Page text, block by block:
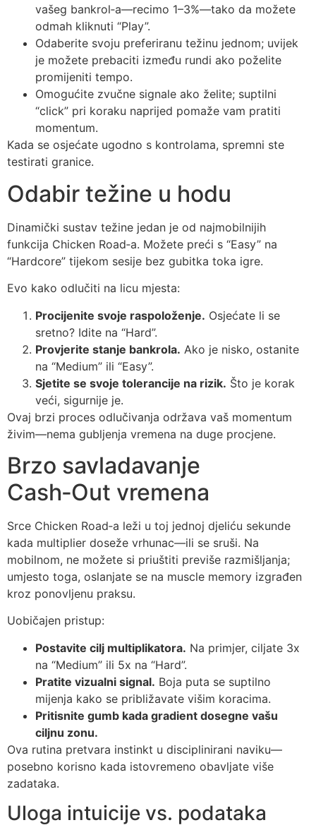
vašeg bankrol‑a—recimo 1–3%—tako da možete
odmah kliknuti “Play”.
Odaberite svoju preferiranu težinu jednom; uvijek
je možete prebaciti između rundi ako poželite
promijeniti tempo.
Omogućite zvučne signale ako želite; suptilni
“click” pri koraku naprijed pomaže vam pratiti
momentum.
Kada se osjećate ugodno s kontrolama, spremni ste
testirati granice.
Odabir težine u hodu
Dinamički sustav težine jedan je od najmobilnijih
funkcija Chicken Road‑a. Možete preći s “Easy” na
“Hardcore” tijekom sesije bez gubitka toka igre.
Evo kako odlučiti na licu mjesta:
Procijenite svoje raspoloženje. Osjećate li se
sretno? Idite na “Hard”.
Provjerite stanje bankrola. Ako je nisko, ostanite
na “Medium” ili “Easy”.
Sjetite se svoje tolerancije na rizik. Što je korak
veći, sigurnije je.
Ovaj brzi proces odlučivanja održava vaš momentum
živim—nema gubljenja vremena na duge procjene.
Brzo savladavanje
Cash‑Out vremena
Srce Chicken Road‑a leži u toj jednoj djeliću sekunde
kada multiplier doseže vrhunac—ili se sruši. Na
mobilnom, ne možete si priuštiti previše razmišljanja;
umjesto toga, oslanjate se na muscle memory izgrađen
kroz ponovljenu praksu.
Uobičajen pristup:
Postavite cilj multiplikatora. Na primjer, ciljate 3x
na “Medium” ili 5x na “Hard”.
Pratite vizualni signal. Boja puta se suptilno
mijenja kako se približavate višim koracima.
Pritisnite gumb kada gradient dosegne vašu
ciljnu zonu.
Ova rutina pretvara instinkt u disciplinirani naviku—
posebno korisno kada istovremeno obavljate više
zadataka.
Uloga intuicije vs. podataka